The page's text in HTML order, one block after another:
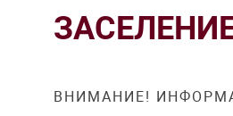
ВНИМАНИЕ!